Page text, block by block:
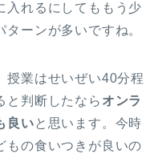
入れるにしてももう少
ーンが多いですね。
授業はせいぜい40分程
と判断したなら オンラ
良い と思います。今時
もの食いつきが良いの